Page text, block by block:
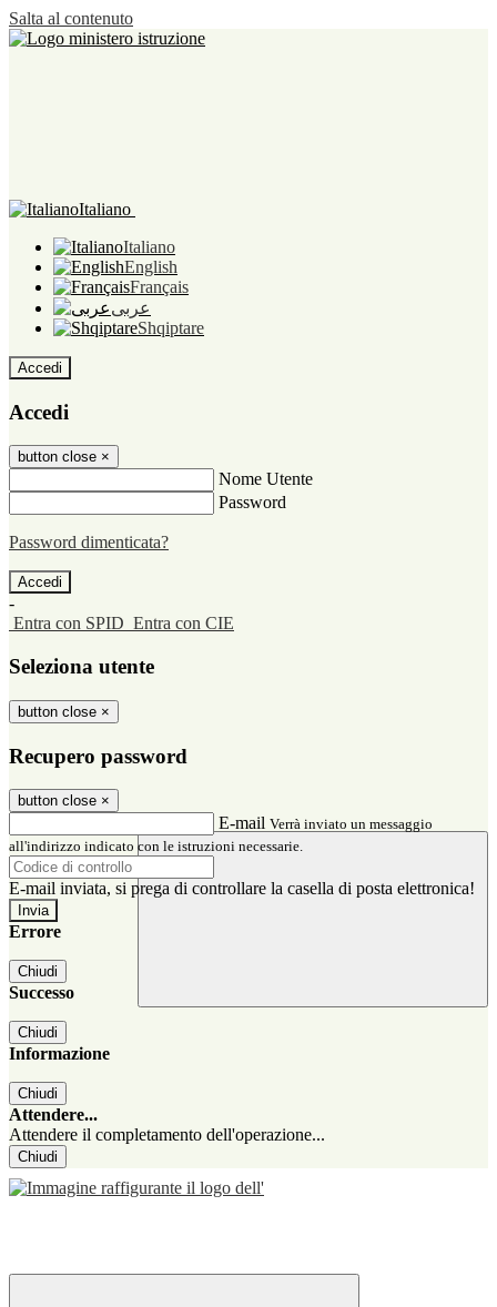
Salta al contenuto
Italiano
Italiano
English
Français
عربى
Shqiptare
Accedi
Accedi
button close ×
Nome Utente
Password
Password dimenticata?
-
Entra con SPID Entra con CIE
Seleziona utente
button close ×
Recupero password
button close ×
E-mail Verrà inviato un messaggio
all'indirizzo indicato con le istruzioni necessarie.
E-mail inviata, si prega di controllare la casella di posta elettronica!
Errore
Chiudi
Successo
Chiudi
Informazione
Chiudi
Attendere...
Attendere il completamento dell'operazione...
Chiudi